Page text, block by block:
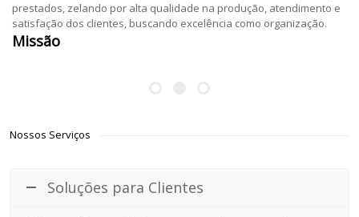
prestados, zelando por alta qualidade na produção, atendimento e
satisfação dos clientes, buscando excelência como organização.
Missão
Nossos Serviços
Soluções para Clientes